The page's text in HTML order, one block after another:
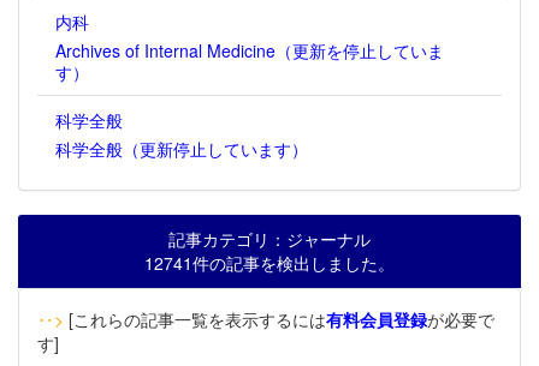
内科
Archives of Internal Medicine（更新を停止していま
す）
科学全般
科学全般（更新停止しています）
記事カテゴリ：ジャーナル
12741件の記事を検出しました。
‥> [これらの記事一覧を表示するには有料会員登録が必要で
す]